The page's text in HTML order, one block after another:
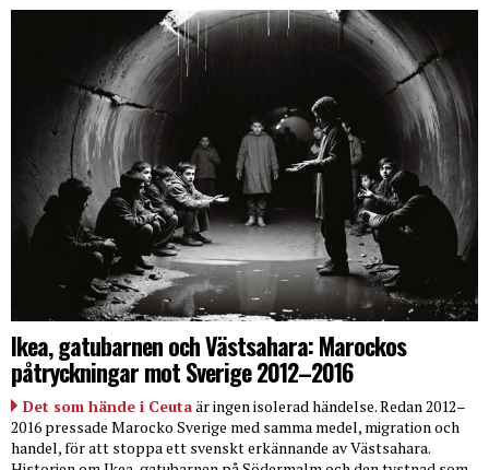
Ikea, gatubarnen och Västsahara: Marockos
påtryckningar mot Sverige 2012–2016
Det som hände i Ceutaär ingen isolerad händelse. Redan 2012–
2016 pressade Marocko Sverige med samma medel, migration och
handel, för att stoppa ett svenskt erkännande av Västsahara.